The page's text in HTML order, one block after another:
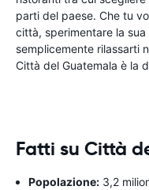
parti del paese. Che tu
città, sperimentare la
semplicemente rilassarti
Città del Guatemala è la
Fatti su Città
Popolazione: 3,2